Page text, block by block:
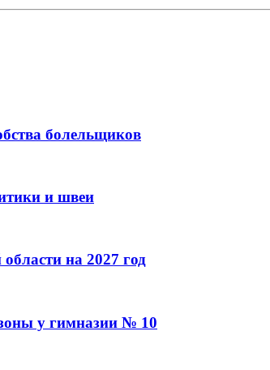
болельщиков
и швеи
на 2027 год
у гимназии № 10